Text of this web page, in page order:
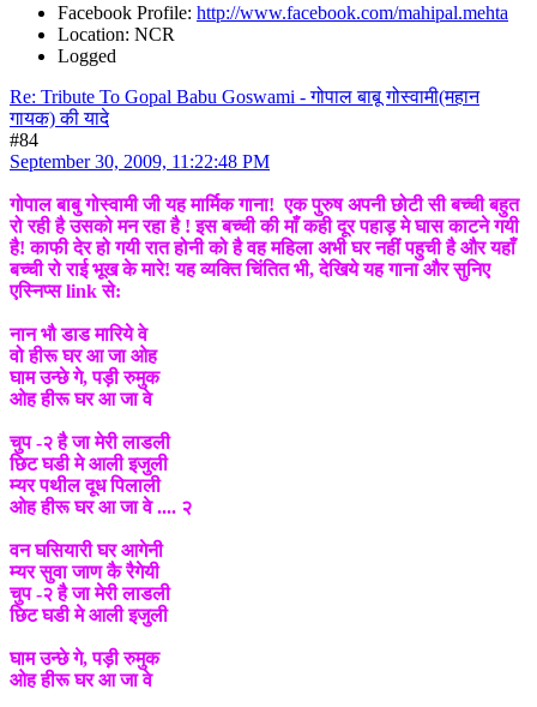
Facebook Profile: http://www.facebook.com/mahipal.mehta
Location: NCR
Logged
Re: Tribute To Gopal Babu Goswami - गोपाल बाबू गोस्वामी(महान
गायक) की यादे
#84
September 30, 2009, 11:22:48 PM
गोपाल बाबु गोस्वामी जी यह मार्मिक गाना! एक पुरुष अपनी छोटी सी बच्ची बहुत
रो रही है उसको मन रहा है ! इस बच्ची की माँ कही दूर पहाड़ मे घास काटने गयी
है! काफी देर हो गयी रात होनी को है वह महिला अभी घर नहीं पहुची है और यहाँ
बच्ची रो राई भूख के मारे! यह व्यक्ति चिंतित भी, देखिये यह गाना और सुनिए
एस्निप्स link से:
नान भौ डाड मारिये वे
वो हीरू घर आ जा ओह
घाम उन्छे गे, पड़ी रुमुक
ओह हीरू घर आ जा वे
चुप -२ है जा मेरी लाडली
छिट घडी मे आली इजुली
म्यर पथील दूध पिलाली
ओह हीरू घर आ जा वे .... २
वन घसियारी घर आगेनी
म्यर सुवा जाण कै रैगेयी
चुप -२ है जा मेरी लाडली
छिट घडी मे आली इजुली
घाम उन्छे गे, पड़ी रुमुक
ओह हीरू घर आ जा वे